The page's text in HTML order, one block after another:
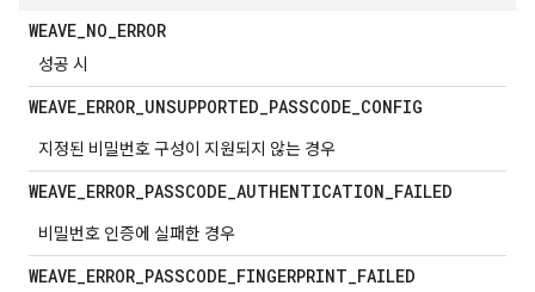
WEAVE_NO_ERROR
성공 시
WEAVE_ERROR_UNSUPPORTED_PASSCODE_CONFIG
지정된 비밀번호 구성이 지원되지 않는 경우
WEAVE_ERROR_PASSCODE_AUTHENTICATION_FAILED
비밀번호 인증에 실패한 경우
WEAVE_ERROR_PASSCODE_FINGERPRINT_FAILED